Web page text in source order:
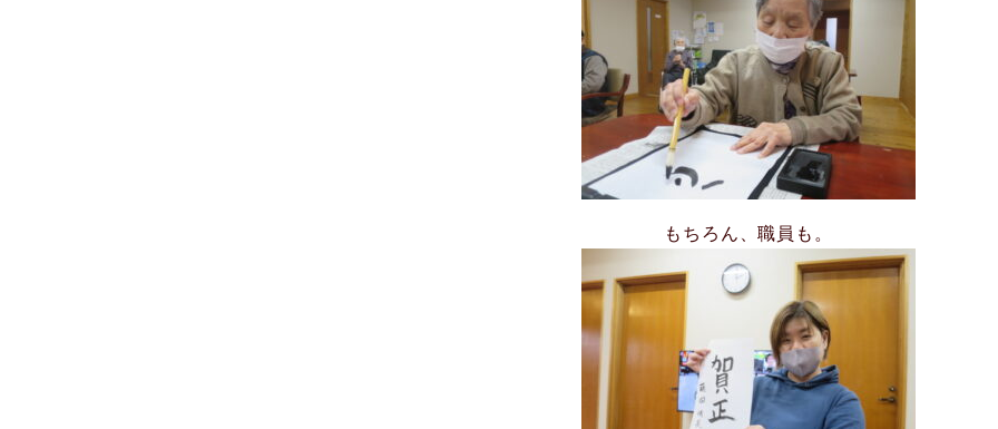
もちろん、職員も。